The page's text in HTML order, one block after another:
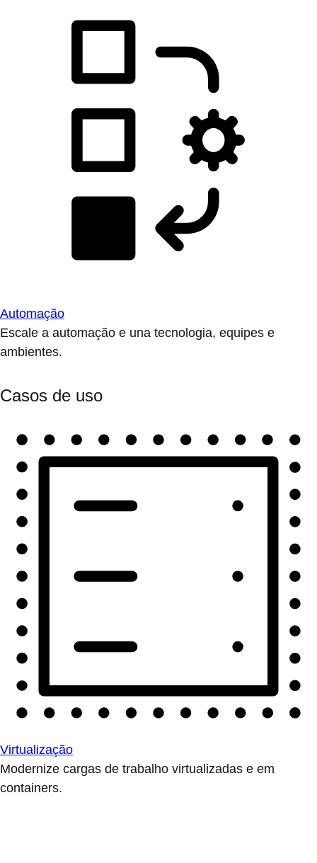
Automação
Escale a automação e una tecnologia, equipes e
ambientes.
Casos de uso
Virtualização
Modernize cargas de trabalho virtualizadas e em
containers.